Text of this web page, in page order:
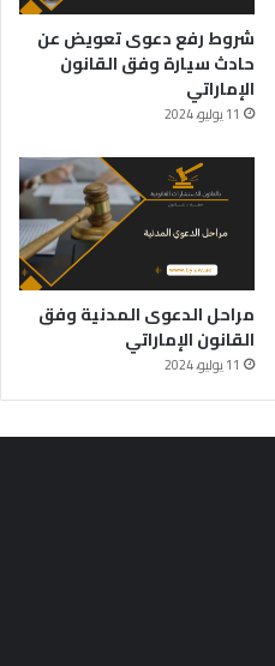
شروط رفع دعوى تعويض عن
حادث سيارة وفق القانون
الإماراتي
11 يوليو، 2024
مراحل الدعوى المدنية وفق
القانون الإماراتي
11 يوليو، 2024